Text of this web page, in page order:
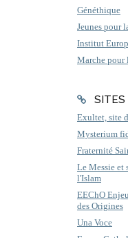
Généthique
Jeunes pour
Institut
Marche pour
SITES
Exultet, site
Mysterium
Fraternité
Le Messie et
l'Islam
EEChO
des Origines
Una Voce